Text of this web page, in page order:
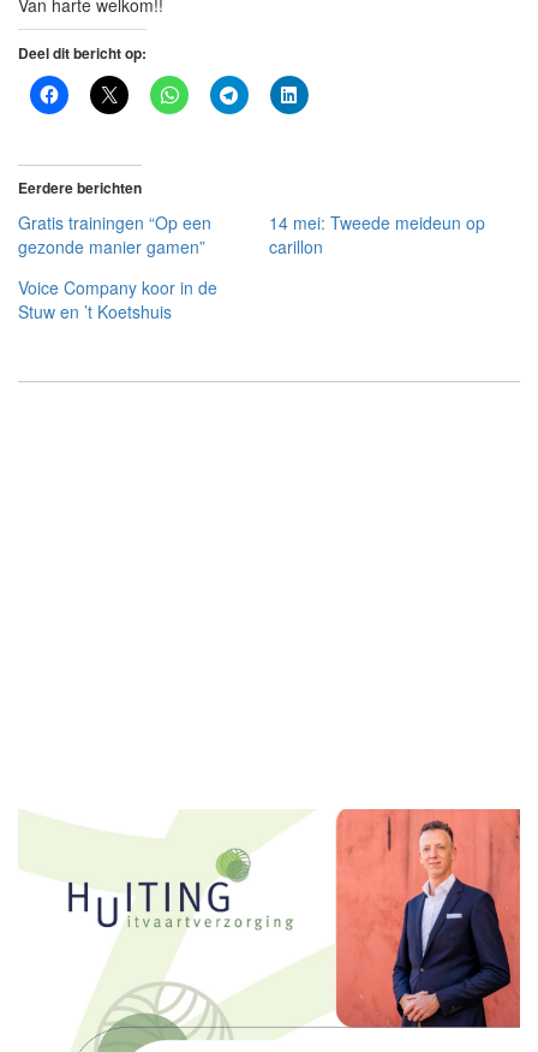
Van harte welkom!!
Deel dit bericht op:
Eerdere berichten
Gratis trainingen “Op een
gezonde manier gamen”
14 mei: Tweede meideun op
carillon
Voice Company koor in de
Stuw en ’t Koetshuis